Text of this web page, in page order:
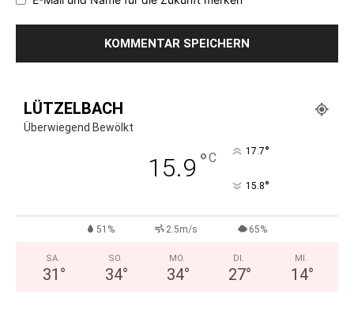
LÜTZELBACH
Überwiegend Bewölkt
15.9 °C 17.7°
15.8°
51% 2.5m/s 65%
SA.
31 °
SO.
34°
MO.
34°
DI.
27°
MI.
14°